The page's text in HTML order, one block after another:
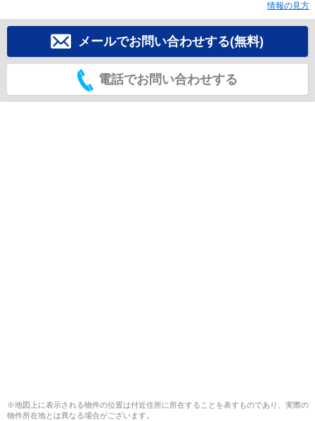
情報の見方
メールでお問い合わせする(無料)
電話でお問い合わせする
※地図上に表示される物件の位置は付近住所に所在することを表すものであり、実際の
物件所在地とは異なる場合がございます。